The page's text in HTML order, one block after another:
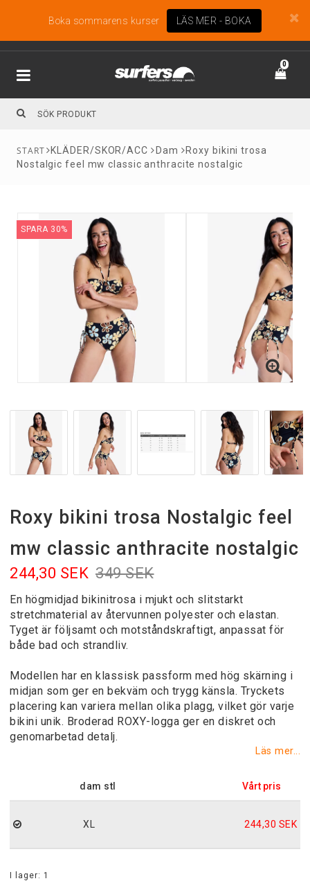
Boka sommarens kurser LÄS MER - BOKA
0
KLÄDER/SKOR/ACC Dam
Roxy bikini trosa
Nostalgic feel mw classic anthracite nostalgic
SPARA 30%
Roxy bikini trosa Nostalgic feel
mw classic anthracite nostalgic
349 SEK
244,30 SEK
En högmidjad bikinitrosa i mjukt och slitstarkt
stretchmaterial av återvunnen polyester och elastan.
Tyget är följsamt och motståndskraftigt, anpassat för
både bad och strandliv.
Modellen har en klassisk passform med hög skärning i
midjan som ger en bekväm och trygg känsla. Tryckets
placering kan variera mellan olika plagg, vilket gör varje
bikini unik. Broderad ROXY-logga ger en diskret och
genomarbetad detalj.
Läs mer...
dam stl
XL 244,30 SEK
I lager: 1